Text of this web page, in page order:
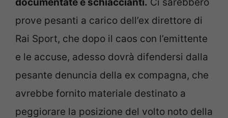
prove pesanti a carico dell’ex direttore di
Rai Sport, che dopo il caos con l’emittente
e le accuse, adesso dovrà difendersi dalla
pesante denuncia della ex compagna, che
avrebbe fornito materiale destinato a
peggiorare la posizione del volto noto della